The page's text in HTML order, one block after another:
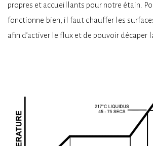
propres et accueillants pour notre étain.
fonctionne bien, il faut chauffer les
afin d’activer le flux et de pouvoir décaper